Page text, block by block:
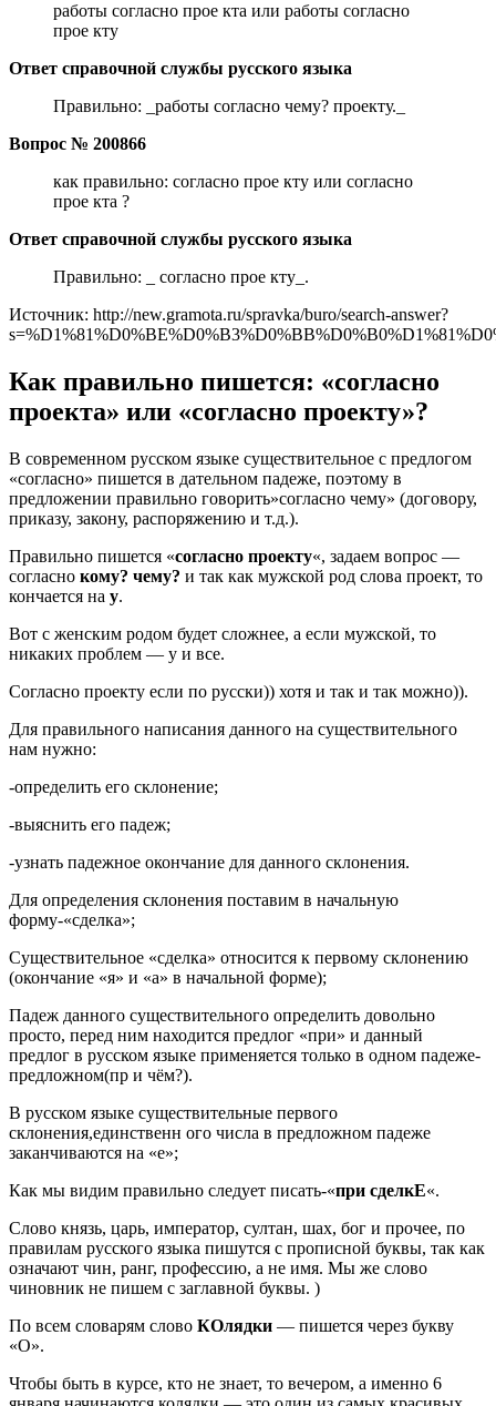
работы согласно прое кта или работы согласно
прое кту
Ответ справочной службы русского языка
Правильно: _работы согласно чему? проекту._
Вопрос № 200866
как правильно: согласно прое кту или согласно
прое кта ?
Ответ справочной службы русского языка
Правильно: _ согласно прое кту_.
Источник: http://new.gramota.ru/spravka/buro/search-answer?
Как правильно пишется: «согласно
проекта» или «согласно проекту»?
В современном русском языке существительное с предлогом
«согласно» пишется в дательном падеже, поэтому в
предложении правильно говорить»согласно чему» (договору,
приказу, закону, распоряжению и т.д.).
Правильно пишется «согласно проекту«, задаем вопрос —
согласно кому? чему? и так как мужской род слова проект, то
кончается на у.
Вот с женским родом будет сложнее, а если мужской, то
никаких проблем — у и все.
Согласно проекту если по русски)) хотя и так и так можно)).
Для правильного написания данного на существительного
нам нужно:
-определить его склонение;
-выяснить его падеж;
-узнать падежное окончание для данного склонения.
Для определения склонения поставим в начальную
форму-«сделка»;
Существительное «сделка» относится к первому склонению
(окончание «я» и «а» в начальной форме);
Падеж данного существительного определить довольно
просто, перед ним находится предлог «при» и данный
предлог в русском языке применяется только в одном падеже-
предложном(пр­ и чём?).
В русском языке существительные первого
склонения,единственн­ ого числа в предложном падеже
заканчиваются на «е»;
Как мы видим правильно следует писать-«при сделкЕ«.
Слово князь, царь, император, султан, шах, бог и прочее, по
правилам русского языка пишутся с прописной буквы, так как
означают чин, ранг, профессию, а не имя. Мы же слово
чиновник не пишем с заглавной буквы. )
По всем словарям слово КОлядки — пишется через букву
«О».
Чтобы быть в курсе, кто не знает, то вечером, а именно 6